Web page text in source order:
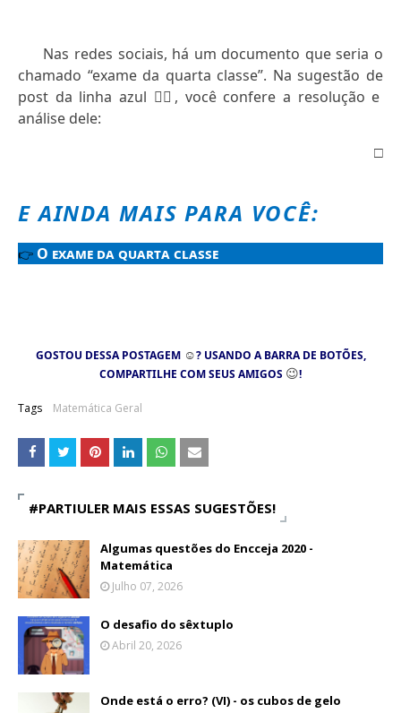
Nas redes sociais, há um documento que seria o
chamado “exame da quarta classe”. Na sugestão de
post da linha azul 👇🏻 , você confere a resolução e
análise dele:
□
E AINDA MAIS PARA VOCÊ:
👉 O exame da quarta classe
GOSTOU DESSA POSTAGEM ☺? USANDO A BARRA DE BOTÕES,
COMPARTILHE COM SEUS AMIGOS 😉!
Tags Matemática Geral
#PARTIULER MAIS ESSAS SUGESTÕES!
Algumas questões do Encceja 2020 -
Matemática
Julho 07, 2026
O desafio do sêxtuplo
Abril 20, 2026
Onde está o erro? (VI) - os cubos de gelo